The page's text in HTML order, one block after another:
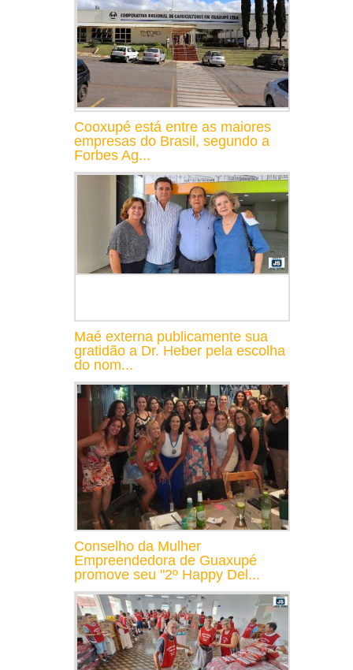
Cooxupé está entre as maiores
empresas do Brasil, segundo a
Forbes Ag...
Maé externa publicamente sua
gratidão a Dr. Heber pela escolha
do nom...
Conselho da Mulher
Empreendedora de Guaxupé
promove seu "2º Happy Del...